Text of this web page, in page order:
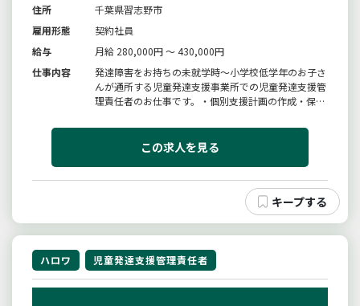
住所
千葉県習志野市
雇用形態
契約社員
給与
月給 280,000円 ～ 430,000円
仕事内容
発達障害をお持ちの未就学時〜小学校低学年のお子さ
んが通所する児童発達支援事業所での児童発達支援管
理責任者のお仕事です。・個別支援計画の作成・保護
に合わせた学習のお手伝いをします）・グループワー
クのお手伝い（ボードゲームなどの遊びや交流）・支
この求人を見る
ハロワ 児童発達支援管理責任者